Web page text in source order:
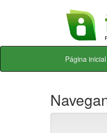
Skip
Página inicial